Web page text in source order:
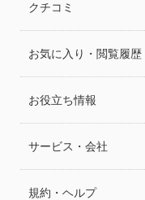
クチコミ
お気に入り・閲覧履歴
お役立ち情報
サービス・会社
規約・ヘルプ